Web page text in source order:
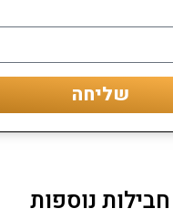
שליחה
חבילות נוספות